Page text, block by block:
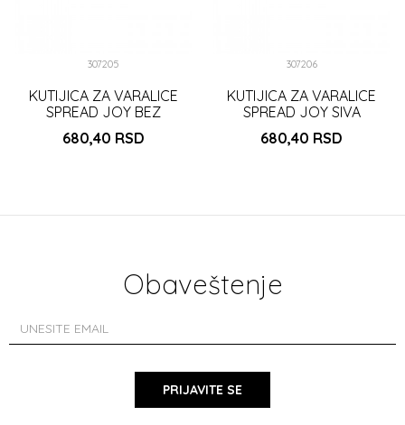
307205
KUTIJICA ZA VARALICE
SPREAD JOY BEZ
(3800545)
680,40 RSD
307206
KUTIJICA ZA VARALICE
SPREAD JOY SIVA
(3800545)
680,40 RSD
Obaveštenje
PRIJAVITE SE